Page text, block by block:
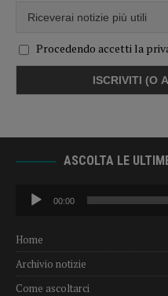
Procedendo accetti la
ASCOLTA LE
Audio
Player
00:00
Home
Archivio notizie
Come ascoltarci